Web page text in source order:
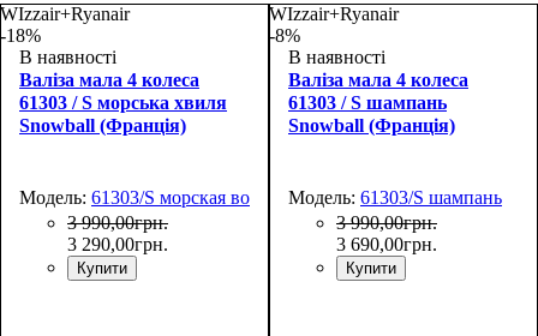
31х36х17
31х36х17
WIzzair+Ryanair
-18%
В наявності
Валіза мала 4 колеса
61303 / S морська хвиля
Snowball (Франція)
Модель: 61303/S морская волна
3 990,00грн.
3 290,00грн.
Купити
WIzzair+Ryanair
-8%
В наявності
Валіза мала 4 колеса
61303 / S шампань
Snowball (Франція)
Модель: 61303/S шампань
3 990,00грн.
3 690,00грн.
Купити